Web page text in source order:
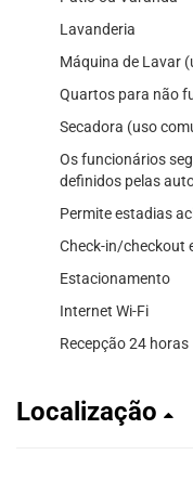
Lavanderia
Máquina de Lavar
Quartos para não
Secadora (uso
Os funcionários
definidos pelas
Permite estadias
Check-in/checkout
Estacionamento
Internet Wi-Fi
Recepção 24 horas
Localização